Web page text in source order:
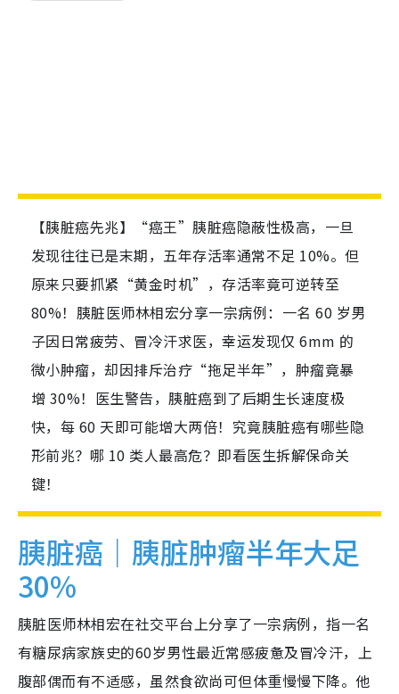
【胰脏癌先兆】“癌王”胰脏癌隐蔽性极高，一旦
发现往往已是末期，五年存活率通常不足 10%。但
原来只要抓紧“黄金时机”，存活率竟可逆转至
80%！胰脏医师林相宏分享一宗病例：一名 60 岁男
子因日常疲劳、冒冷汗求医，幸运发现仅 6mm 的
微小肿瘤，却因排斥治疗“拖足半年”，肿瘤竟暴
增 30%！医生警告，胰脏癌到了后期生长速度极
快，每 60 天即可能增大两倍！究竟胰脏癌有哪些隐
形前兆？哪 10 类人最高危？即看医生拆解保命关
键！
胰脏癌｜胰脏肿瘤半年大足
30%
胰脏医师林相宏在社交平台上分享了一宗病例，指一名
有糖尿病家族史的60岁男性最近常感疲惫及冒冷汗，上
腹部偶而有不适感，虽然食欲尚可但体重慢慢下降。他